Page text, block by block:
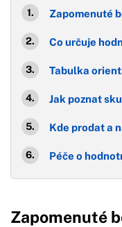
Zapomenuté
Co určuje
Tabulka
Jak poznat
Kde prodat a
Péče o
Zapomenuté